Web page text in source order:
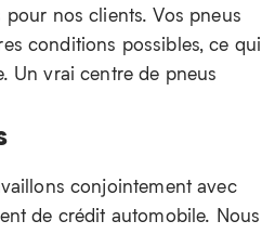
nos clients. Vos pneus
conditions possibles, ce qui
Un vrai centre de pneus
conjointement avec
de crédit automobile. Nous